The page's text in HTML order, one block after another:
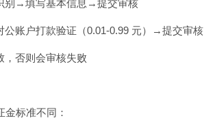
别→填写基本信息→提交审核
账户打款验证（0.01-0.99 元）→提交审核
，否则会审核失败
标准不同：